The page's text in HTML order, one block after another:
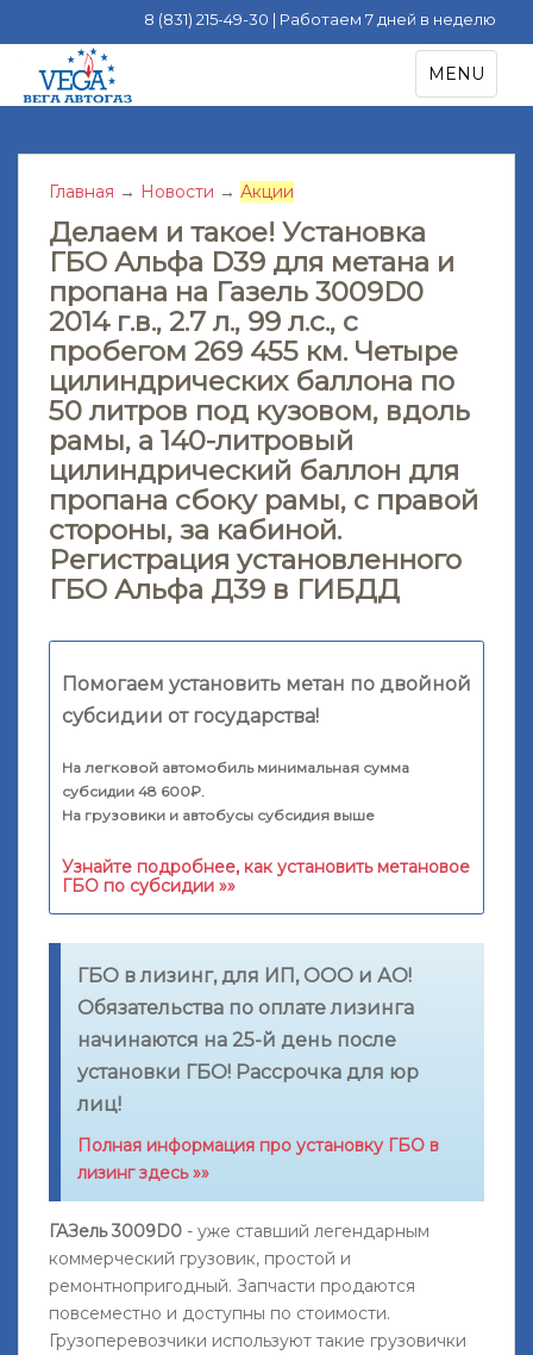
8 (831) 215-49-30 | Работаем 7 дней в неделю
i
TOGGLE
MENU
Главная → Новости → Акции
Делаем и такое! Установка
ГБО Альфа D39 для метана и
пропана на Газель 3009D0
2014 г.в., 2.7 л., 99 л.с., с
пробегом 269 455 км. Четыре
цилиндрических баллона по
50 литров под кузовом, вдоль
рамы, а 140-литровый
цилиндрический баллон для
пропана сбоку рамы, с правой
стороны, за кабиной.
Регистрация установленного
ГБО Альфа Д39 в ГИБДД
Помогаем установить метан по двойной
субсидии от государства!
На легковой автомобиль минимальная сумма
субсидии 48 600₽.
На грузовики и автобусы субсидия выше
Узнайте подробнее, как установить метановое
ГБО по субсидии »»
ГБО в лизинг, для ИП, ООО и АО!
Обязательства по оплате лизинга
начинаются на 25-й день после
установки ГБО! Рассрочка для юр
лиц!
Полная информация про установку ГБО в
лизинг здесь »»
ГАЗель 3009D0 - уже ставший легендарным
коммерческий грузовик, простой и
ремонтнопригодный. Запчасти продаются
повсеместно и доступны по стоимости.
Грузоперевозчики используют такие грузовички